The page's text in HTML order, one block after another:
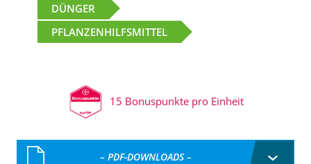
DÜNGER
PFLANZENHILFSMITTEL
15 Bonuspunkte pro Einheit
– PDF-DOWNLOADS –